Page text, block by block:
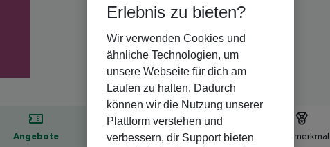
Angebote Hotelbeschreibung
Erlebnis zu bieten?
Wir verwenden Cookies und
ähnliche Technologien, um
unsere Webseite für dich am
Laufen zu halten. Dadurch
können wir die Nutzung unserer
Plattform verstehen und
verbessern, dir Support bieten